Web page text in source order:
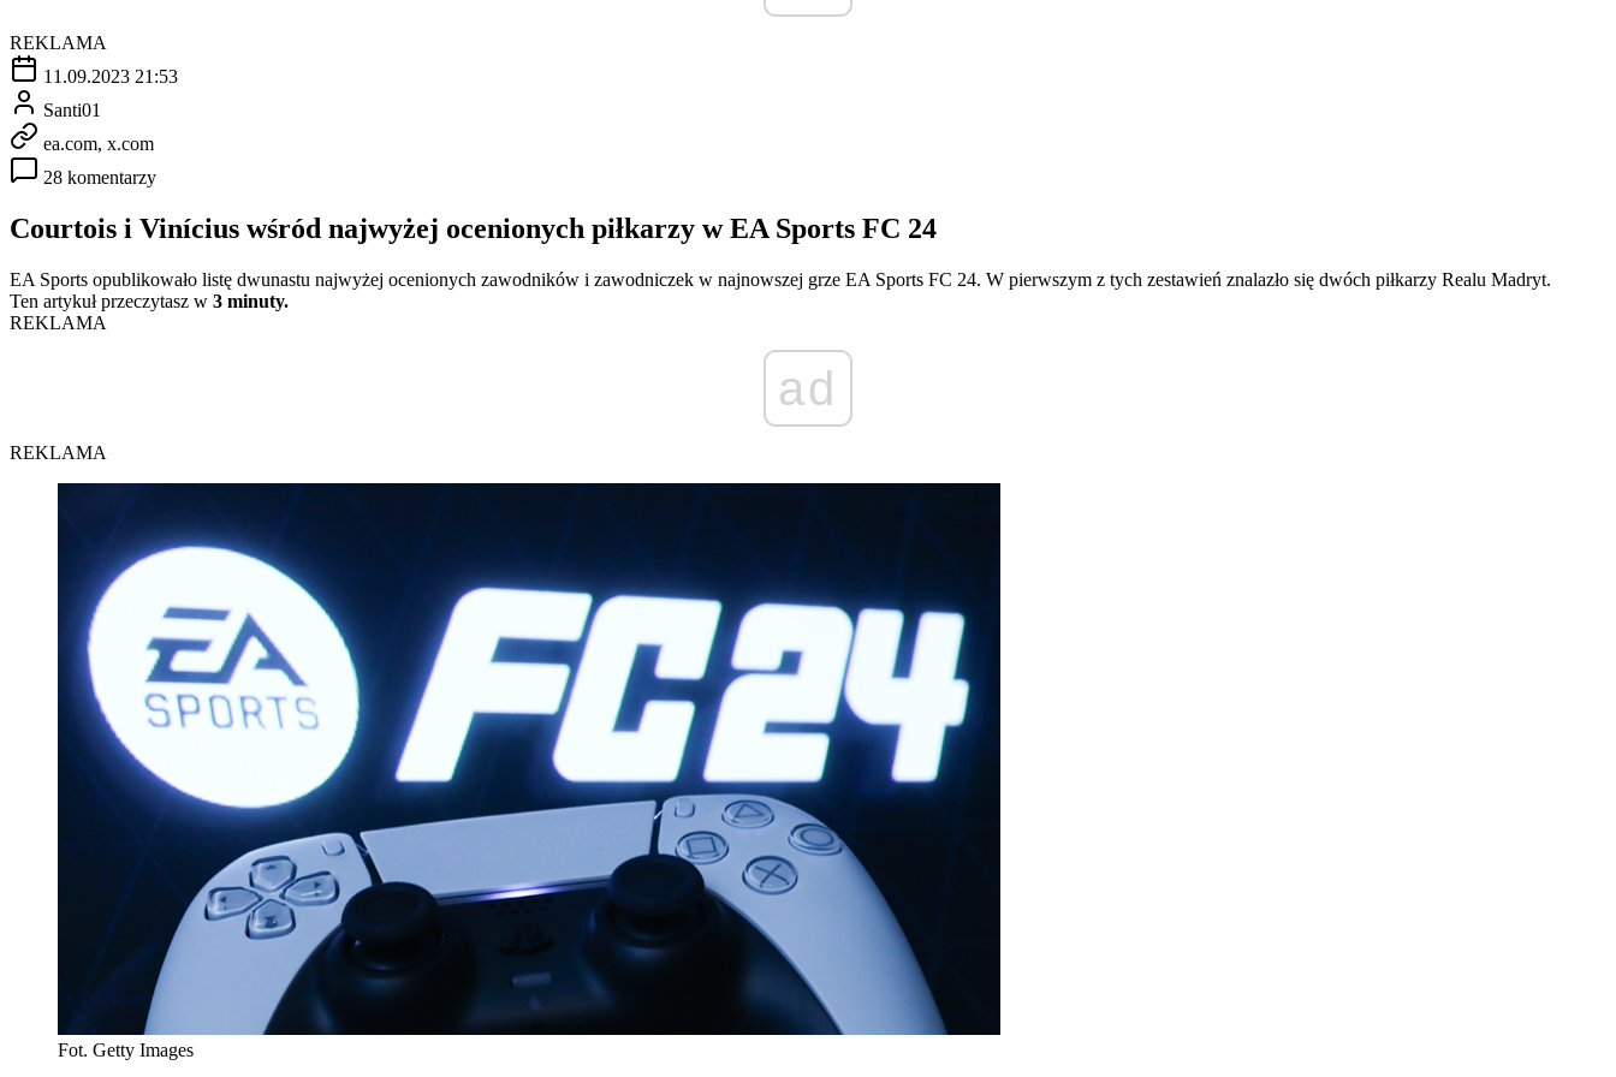
REKLAMA
11.09.2023 21:53
Santi01
ea.com, x.com
28 komentarzy
Courtois i Vinícius wśród najwyżej ocenionych piłkarzy w EA Sports FC 24
EA Sports opublikowało listę dwunastu najwyżej ocenionych zawodników i zawodniczek w najnowszej grze EA Sports FC 24. W pierwszym z tych zestawień znalazło się dwóch piłkarzy Realu Madryt.
Ten artykuł przeczytasz w 3 minuty.
REKLAMA
ad
REKLAMA
Fot. Getty Images